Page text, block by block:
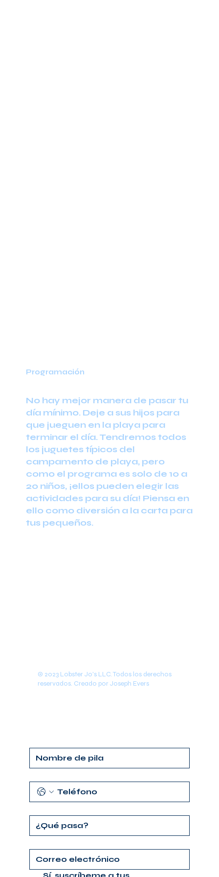
Programación
No hay mejor manera de pasar tu
día mínimo. Deje a sus hijos para
que jueguen en la playa para
terminar el día. Tendremos todos
los juguetes típicos del
campamento de playa, pero
como el programa es solo de 10 a
20 niños, ¡ellos pueden elegir las
actividades para su día! Piensa en
ello como diversión a la carta para
tus pequeños.
© 2023 Lobster Jo's LLC. Todos los derechos
reservados. Creado por Joseph Evers